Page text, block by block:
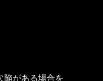
陥がある場合を